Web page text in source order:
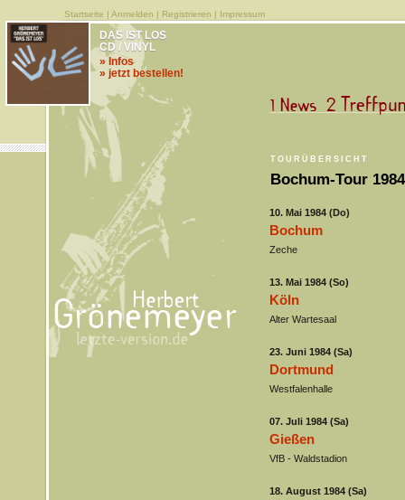
Startseite | Anmelden | Registrieren | Impressum
TOURÜBERSICHT
Bochum-Tour
DAS IST LOS
CD / VINYL
» Infos
» jetzt bestellen!
10. Mai 1984 (Do)
Bochum
Zeche
13. Mai 1984 (So)
Köln
Alter Wartesaal
23. Juni 1984 (Sa)
Dortmund
Westfalenhalle
07. Juli 1984 (Sa)
Gießen
VfB - Waldstadion
18. August 1984 (Sa)